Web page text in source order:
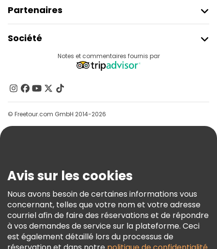
Partenaires
Connexion Du Fournisseur
Programme D’affiliation
Société
Contactez-Nous
Groupes
Aide
Conditions Générales Et Mentions Légales
Politique En Matière De Cookies
Freetour Prix
Programme De Fidélité
Notes et commentaires fournis par
© Freetour.com GmbH 2014-2026
Avis sur les cookies
Nous avons besoin de certaines informations vous
concernant, telles que votre nom et votre adresse
courriel afin de faire des réservations et de répondre
à vos demandes de service sur la plateforme. Ceci
est également détaillé lors du processus de